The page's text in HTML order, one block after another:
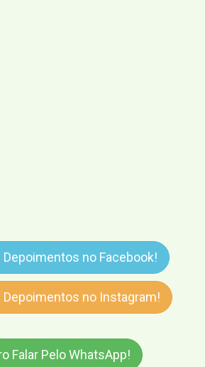
no Facebook!
no Instagram!
Falar Pelo WhatsApp!